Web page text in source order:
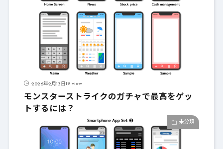
2026年2月13日19 view
モンスターストライクのガチャで最高をゲッ
トするには？
未分類